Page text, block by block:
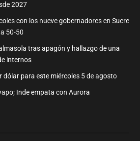
2027
con los nueve gobernadores en Sucre
50-50
tras apagón y hallazgo de una
internos
dólar para este miércoles 5 de agosto
Inde empata con Aurora